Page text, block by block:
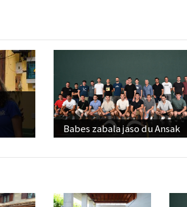
Babes zabala jaso du Ansak